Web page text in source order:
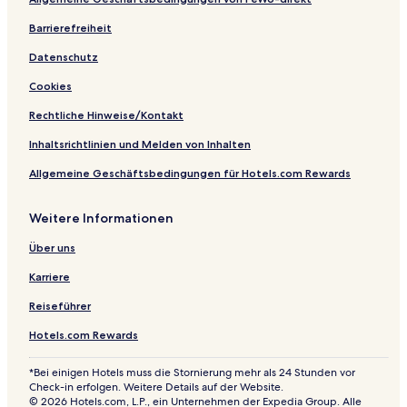
Barrierefreiheit
Datenschutz
Cookies
Rechtliche Hinweise/Kontakt
Inhaltsrichtlinien und Melden von Inhalten
Allgemeine Geschäftsbedingungen für Hotels.com Rewards
Weitere Informationen
Über uns
Karriere
Reiseführer
Hotels.com Rewards
*Bei einigen Hotels muss die Stornierung mehr als 24 Stunden vor
Check-in erfolgen. Weitere Details auf der Website.
© 2026 Hotels.com, L.P., ein Unternehmen der Expedia Group. Alle